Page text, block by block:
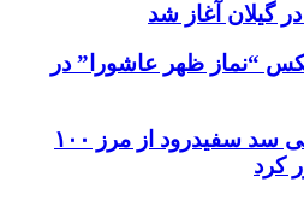
گیلان آغاز شد
“نماز ظهر عاشورا” در
تولید نیروگاه برق‌ آبی سد سفیدرود از مرز ۱۰۰
کرد